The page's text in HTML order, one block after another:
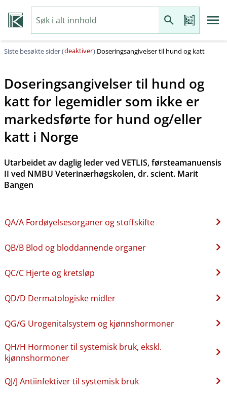
Siste besøkte sider (deaktiver) Doseringsangivelser til hund og katt
Doseringsangivelser til hund og
katt for legemidler som ikke er
markedsførte for hund og​/​eller
katt i Norge
Utarbeidet av daglig leder ved VETLIS, førsteamanuensis
II ved NMBU Veterinærhøgskolen, dr. scient. Marit
Bangen
QA​/​A Fordøyelsesorganer og stoffskifte
QB​/​B Blod og bloddannende organer
QC​/​C Hjerte og kretsløp
QD​/​D Dermatologiske midler
QG​/​G Urogenitalsystem og kjønnshormoner
QH​/​H Hormoner til systemisk bruk, ekskl.
kjønnshormoner
QJ​/​J Antiinfektiver til systemisk bruk